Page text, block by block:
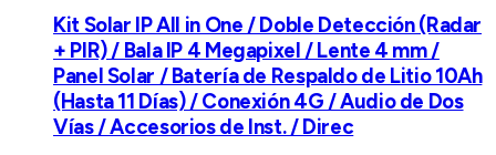
Kit Solar IP All in One / Doble Detección (Radar
+ PIR) / Bala IP 4 Megapixel / Lente 4 mm /
Panel Solar / Batería de Respaldo de Litio 10Ah
(Hasta 11 Días) / Conexión 4G / Audio de Dos
Vías / Accesorios de Inst. / Direc